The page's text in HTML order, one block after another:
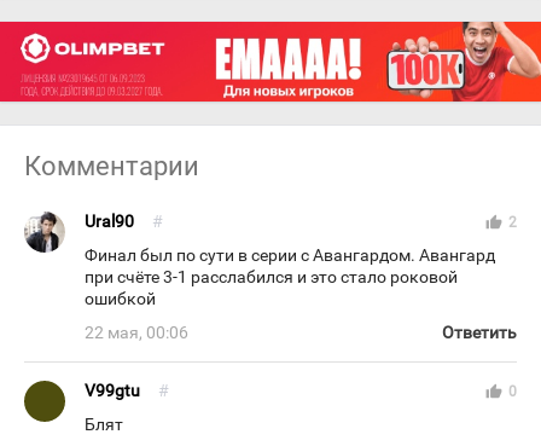
Комментарии
Ural90 # thumb_up 2
Финал был по сути в серии с Авангардом. Авангард
при счёте 3-1 расслабился и это стало роковой
ошибкой
22 мая, 00:06
Ответить
V99gtu # thumb_up 0
Блят